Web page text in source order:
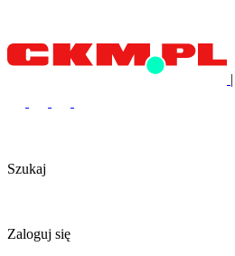
|
Szukaj
Zaloguj się